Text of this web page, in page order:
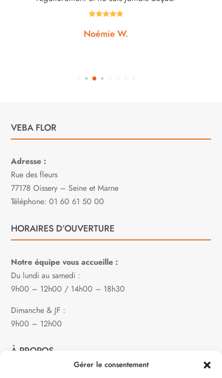
Gérer le consentement

Noémie W.
VEBA FLOR
Adresse :
Rue des fleurs
77178 Oissery – Seine et Marne
Téléphone: 01 60 61 50 00
HORAIRES D’OUVERTURE
Notre équipe vous accueille :
Du lundi au samedi :
9h00 – 12h00 / 14h00 – 18h30
Dimanche & JF :
9h00 – 12h00
À PROPOS